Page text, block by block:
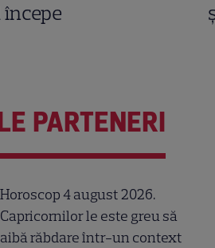
începe
PARTENERI
Horoscop 4 august 2026.
Capricornilor le este greu să
aibă răbdare într-un context